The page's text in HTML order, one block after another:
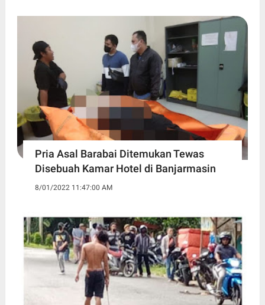
Pria Asal Barabai Ditemukan Tewas
Disebuah Kamar Hotel di Banjarmasin
8/01/2022 11:47:00 AM